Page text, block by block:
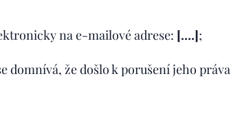
na e-mailové adrese: [….];
domnívá, že došlo k porušení jeho práva